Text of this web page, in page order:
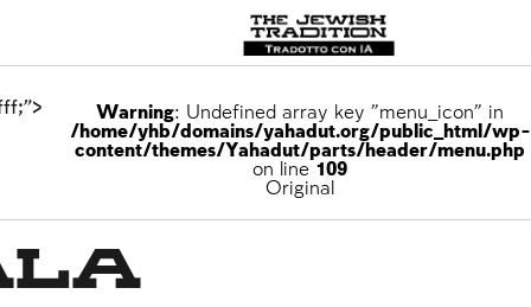
Warning: Undefined array key "menu_icon" in
/home/yhb/domains/yahadut.org/public_html/wp-
content/themes/Yahadut/parts/header/menu.php
on line 109
Original